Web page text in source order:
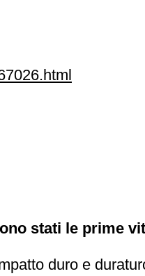
stati le prime
duro e